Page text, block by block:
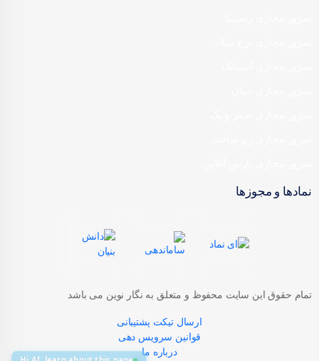
نمادها و مجوزها
تمام حقوق این سایت محفوظ و متعلق به نگار نوین می باشد
ارسال تیکت پشتیبانی
قوانین سرویس دهی
درباره ما